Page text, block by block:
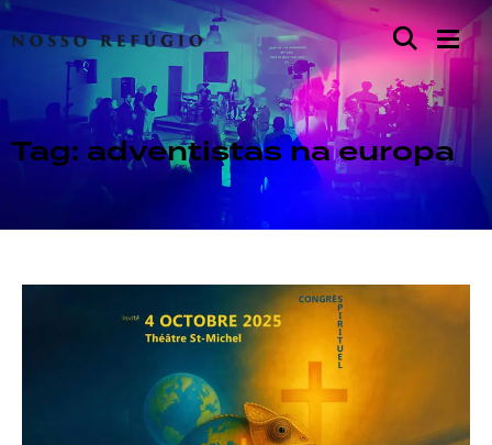
Tag: adventistas na europa